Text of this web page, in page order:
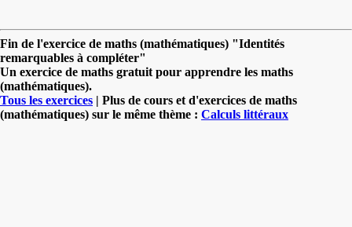
Fin de l'exercice de maths (mathématiques) "Identités
remarquables à compléter"
Un exercice de maths gratuit pour apprendre les maths
(mathématiques).
Tous les exercices | Plus de cours et d'exercices de maths
(mathématiques) sur le même thème : Calculs littéraux